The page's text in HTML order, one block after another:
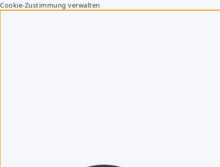
Cookie-Zustimmung verwalten